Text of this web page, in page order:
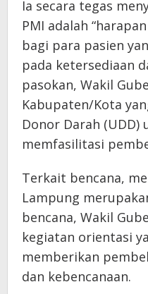
Ia secara tegas
PMI adalah
bagi para pasien
pada ketersediaan
pasokan, Wakil
Kabupaten/Kota
Donor Darah (UDD)
memfasilitasi
Terkait bencana,
Lampung
bencana, Wakil
kegiatan orientasi
memberikan
dan kebencanaan.